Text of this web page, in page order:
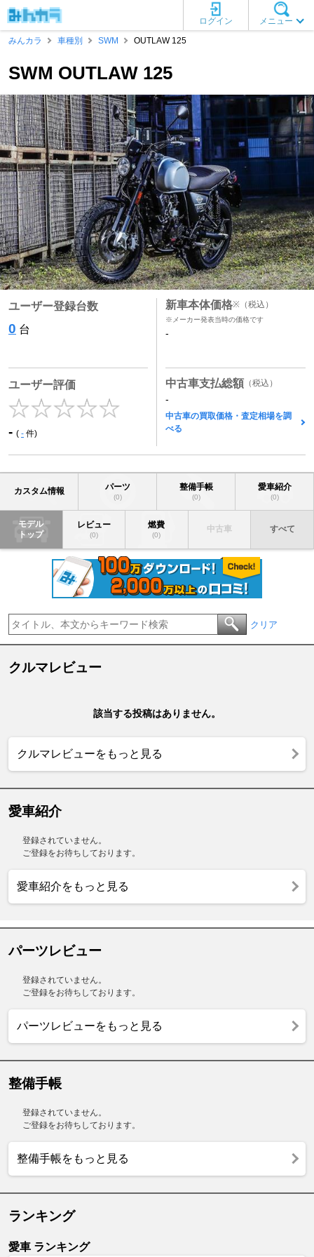
メニュー
ログイン
みんカラ
車種別 SWM OUTLAW 125
SWM OUTLAW 125
ユーザー登録台数
0 台
ユーザー評価
- ( - 件)
新車本体価格※ （税込）
※メーカー発表当時の価格です
-
中古車支払総額 （税込）
-
中古車の買取価格・査定相場を調
べる
カスタム情報 パーツ
(0)
整備手帳
(0)
愛車紹介
(0)
モデル
トップ
レビュー
(0)
燃費
(0)
中古車 すべて
クリア
クルマレビュー
該当する投稿はありません。
クルマレビューをもっと見る
愛車紹介
登録されていません。
ご登録をお待ちしております。
愛車紹介をもっと見る
パーツレビュー
登録されていません。
ご登録をお待ちしております。
パーツレビューをもっと見る
整備手帳
登録されていません。
ご登録をお待ちしております。
整備手帳をもっと見る
ランキング
愛車 ランキング